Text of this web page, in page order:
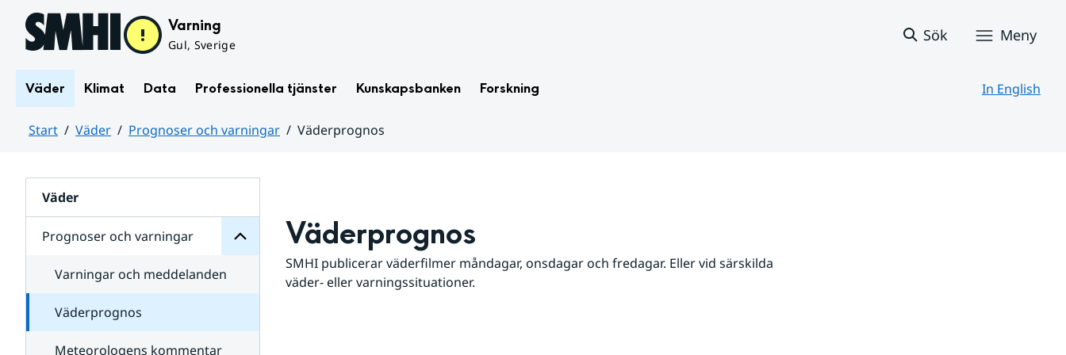
Hoppa till sidans innehåll Varning
Gul, Sverige
Sök Meny
Väder Klimat Data Professionella tjänster Kunskapsbanken Forskning In English
Start Väder Prognoser och varningar
Väderprognos
Väder
Prognoser och varningar
för
varningar
Varningar och meddelanden
Väderprognos
Meteorologens kommentar
Väderprognos
SMHI publicerar väderfilmer måndagar, onsdagar och fredagar. Eller vid särskilda
väder- eller varningssituationer.